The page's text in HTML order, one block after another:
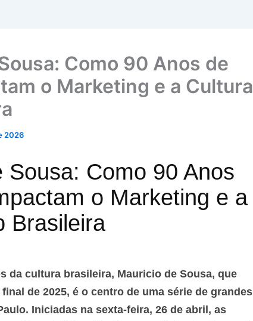
Como 90 Anos de
o Marketing e a Cultura
2026
Sousa: Como 90 Anos
o Marketing e a
Brasileira
da cultura brasileira, Mauricio de Sousa, que
de 2025, é o centro de uma série de grandes
Iniciadas na sexta-feira, 26 de abril, as